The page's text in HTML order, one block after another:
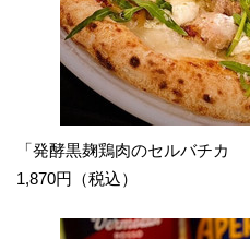
「発酵黒麹鶏肉のセルバチカ
1,870円（税込）